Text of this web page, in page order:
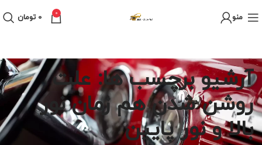
منو 0
0 تومان
آرشیو برچسب ها: علت
روشن شدن هم زمان نور
بالا و نور پایین